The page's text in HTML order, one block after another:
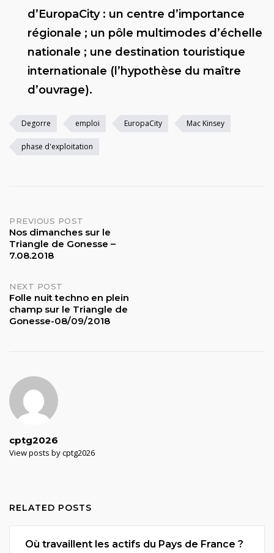
d’EuropaCity : un centre d’importance
régionale ; un pôle multimodes d’échelle
nationale ; une destination touristique
internationale (l’hypothèse du maître
d’ouvrage).
Degorre emploi EuropaCity Mac Kinsey
phase d'exploitation
Post
navigation
PREVIOUS POST
Nos dimanches sur le
Triangle de Gonesse –
7.08.2018
NEXT POST
Folle nuit techno en plein
champ sur le Triangle de
Gonesse-08/09/2018
cptg2026
View posts by cptg2026
RELATED POSTS
Où travaillent les actifs du Pays de France ?